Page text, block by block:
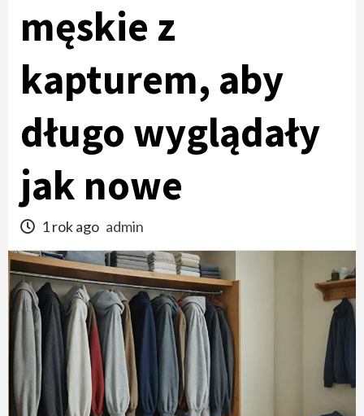
męskie z
kapturem, aby
długo wyglądały
jak nowe
1 rok ago admin